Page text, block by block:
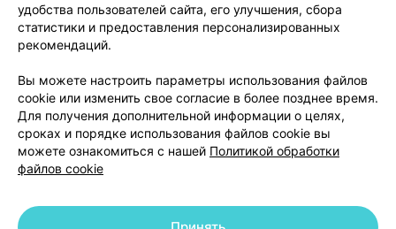
Размещение рекламы
Медицинский маркетинг
Публичный договор
Доставка
Способы оплаты
Вакансии
Партнеры
Написать руководителю 103.by
Написать в поддержку
Персональные настройки Cookie
удобства пользователей сайта, его улучшения, сбора
статистики и предоставления персонализированных
рекомендаций.
Вы можете настроить параметры использования файлов
cookie или изменить свое согласие в более позднее время.
Для получения дополнительной информации о целях,
сроках и порядке использования файлов cookie вы
можете ознакомиться с нашей Политикой обработки
файлов cookie